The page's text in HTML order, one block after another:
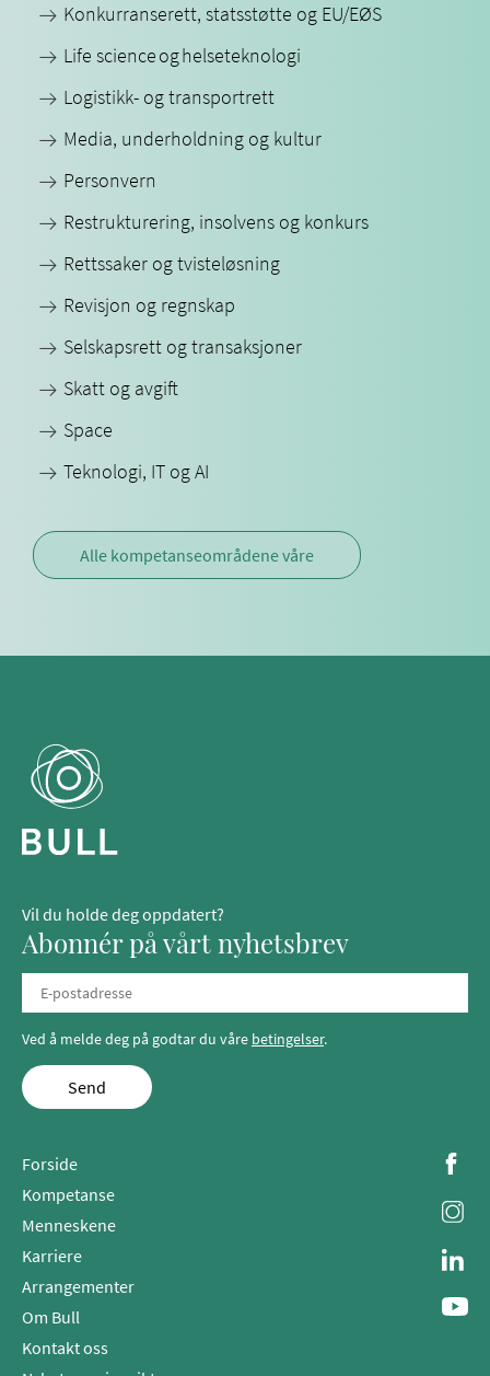
Konkurranserett, statsstøtte og EU/EØS
Life science og helseteknologi
Logistikk- og transportrett
Media, underholdning og kultur
Personvern
Restrukturering, insolvens og konkurs
Rettssaker og tvisteløsning
Revisjon og regnskap
Selskapsrett og transaksjoner
Skatt og avgift
Space
Teknologi, IT og AI
Alle kompetanseområdene våre
Vil du holde deg oppdatert?
Abonnér på vårt nyhetsbrev
Ved å melde deg på godtar du våre betingelser.
Send
Forside
Kompetanse
Menneskene
Karriere
Arrangementer
Om Bull
Kontakt oss